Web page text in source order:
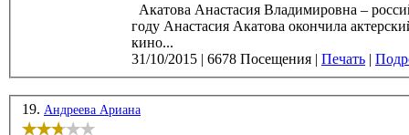
Акатова Анастасия Владимировна –
году Анастасия Акатова окончила
кино...
31/10/2015 | 6678 Посещения | Печать |
19. Андреева Ариана